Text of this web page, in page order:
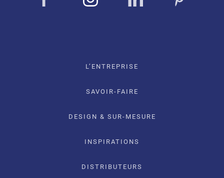
L’ENTREPRISE
SAVOIR-FAIRE
DESIGN & SUR-MESURE
INSPIRATIONS
DISTRIBUTEURS